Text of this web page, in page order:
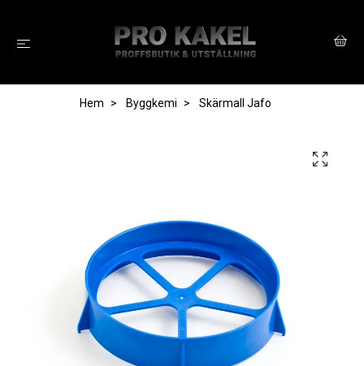
Hem Byggkemi Skärmall Jafo